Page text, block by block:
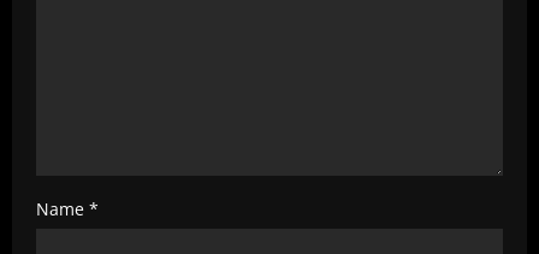
Name *